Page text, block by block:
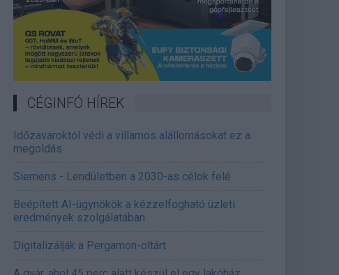
CÉGINFÓ HÍREK
Időzavaroktól védi a villamos alállomásokat ez a
megoldás
Siemens - Lendületben a 2030-as célok felé
Beépített AI-ügynökök a kézzelfogható üzleti
eredmények szolgálatában
Digitalizálják a Pergamon-oltárt